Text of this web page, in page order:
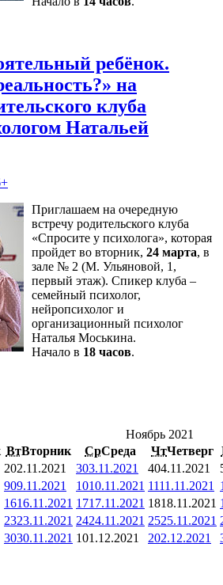
ребёнок.
на
клуба
Натальей
Приглашаем на очередную
встречу родительского клуба
«Спросите у психолога», которая
пройдет во вторник, 24 марта, в
зале № 2 (М. Ульяновой, 1,
первый этаж). Спикер клуба –
семейный психолог,
нейропсихолог и
организационный психолог
Наталья Моськина.
Начало в 18 часов.
Ноябрь 2021
ВтВторник СрСреда ЧтЧетверг
202.11.2021 303.11.2021 404.11.2021
909.11.2021 1010.11.2021 1111.11.2021
1616.11.2021 1717.11.2021 1818.11.2021
2323.11.2021 2424.11.2021 2525.11.2021
3030.11.2021 101.12.2021 202.12.2021